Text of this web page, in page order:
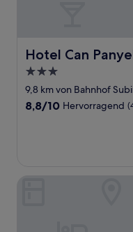
Hotel Can
Hotel Can Panyella
3.0-
Sterne-
Unterkunft
9,8 km von Bahnhof
8.8
8,8/10 Hervorragend